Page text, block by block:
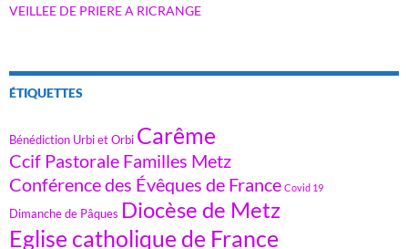
VEILLEE DE PRIERE A RICRANGE
ÉTIQUETTES
Bénédiction Urbi et Orbi Carême
Ccif Pastorale Familles Metz
Conférence des Évêques de France Covid 19
Dimanche de Pâques Diocèse de Metz
Eglise catholique de France